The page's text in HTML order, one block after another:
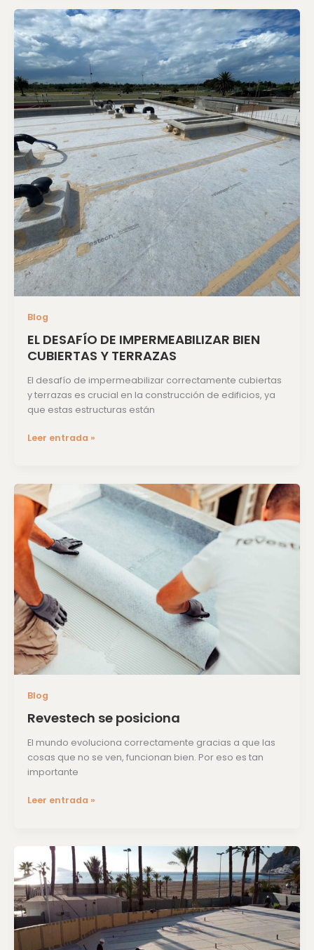
Blog
EL DESAFÍO DE IMPERMEABILIZAR BIEN
CUBIERTAS Y TERRAZAS
El desafío de impermeabilizar correctamente cubiertas
y terrazas es crucial en la construcción de edificios, ya
que estas estructuras están
EL
DESAFÍO
DE
IMPERMEABILIZAR
CUBIERTAS
Y
TERRAZAS
Leer entrada »
Blog
Revestech se posiciona
El mundo evoluciona correctamente gracias a que las
cosas que no se ven, funcionan bien. Por eso es tan
importante
Revestech
se
posiciona
Leer entrada »
Máxima
estanqueidad